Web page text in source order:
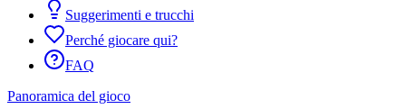
Suggerimenti e trucchi
Perché giocare qui?
FAQ
Panoramica del gioco